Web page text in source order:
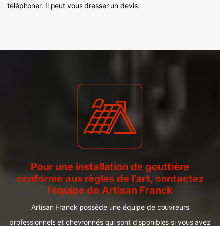
téléphoner. Il peut vous dresser un devis.
Pour une installation de gouttière
conforme aux règles de l’art, contactez
l’équipe de Artisan Franck
Artisan Franck possède une équipe de couvreurs
professionnels et chevronnés qui sont disponibles si vous avez